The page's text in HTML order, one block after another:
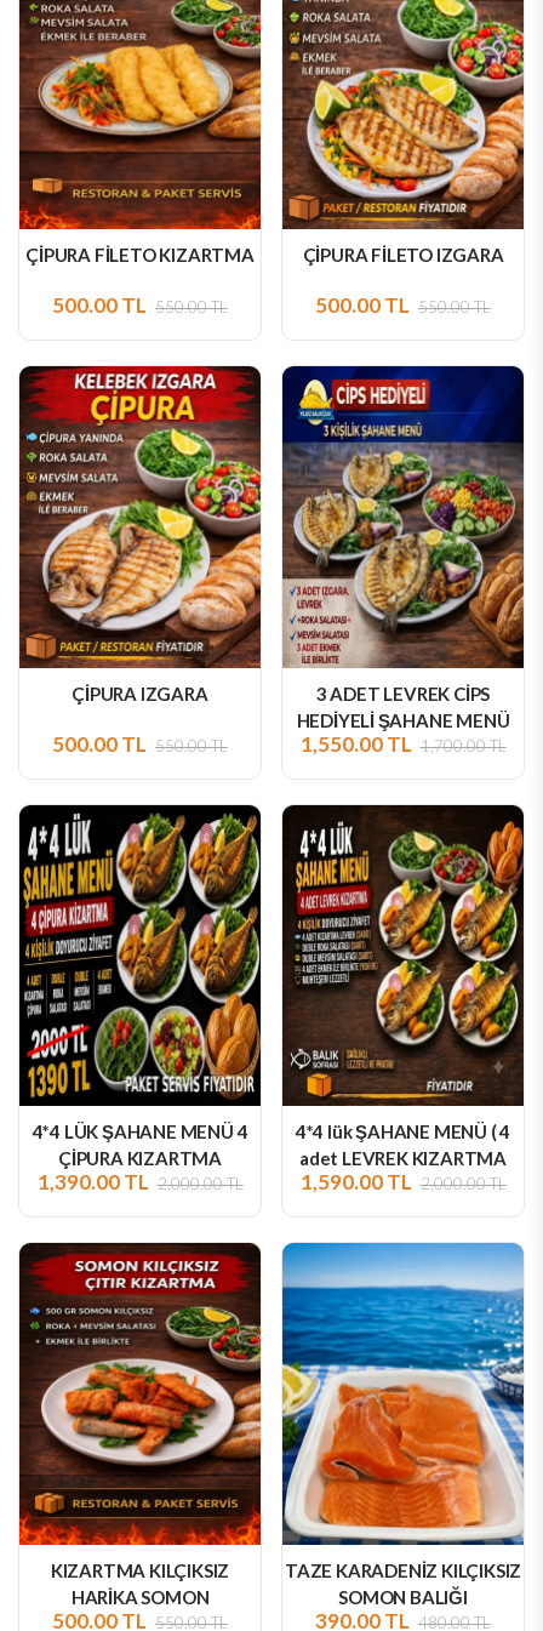
ÇİPURA FİLETO KIZARTMA
500.00 TL
ÇİPURA FİLETO IZGARA
500.00 TL
ÇİPURA IZGARA
500.00 TL
3 ADET LEVREK CİPS
HEDİYELİ ŞAHANE MENÜ
1,550.00 TL 1,700.00 TL
4*4 LÜK ŞAHANE MENÜ 4
ÇİPURA KIZARTMA
1,390.00 TL
4*4 lük ŞAHANE MENÜ ( 4
adet LEVREK KIZARTMA
1,590.00 TL
KIZARTMA KILÇIKSIZ
HARİKA SOMON
TAZE KARADENİZ KILÇIKSIZ
SOMON BALIĞI